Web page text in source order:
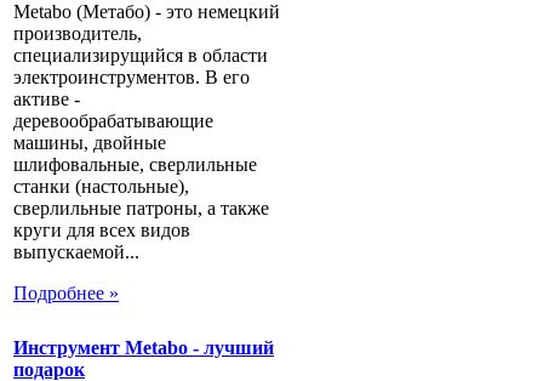
Metabo (Метабо) - это немецкий
производитель,
специализирущийся в области
электроинструментов. В его
активе -
деревообрабатывающие
машины, двойные
шлифовальные, сверлильные
станки (настольные),
сверлильные патроны, а также
круги для всех видов
выпускаемой...
Подробнее »
Инструмент Metabo - лучший
подарок